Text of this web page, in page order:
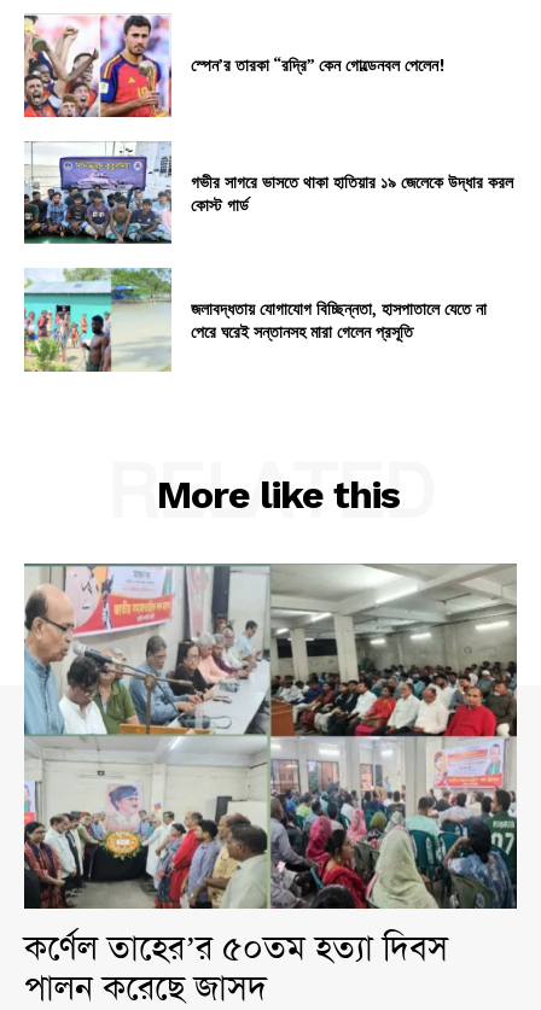
স্পেন’র তারকা “রদ্রি” কেন গোল্ডেনবল পেলেন!
গভীর সাগরে ভাসতে থাকা হাতিয়ার ১৯ জেলেকে উদ্ধার করল
কোস্ট গার্ড
জলাবদ্ধতায় যোগাযোগ বিচ্ছিন্নতা, হাসপাতালে যেতে না
পেরে ঘরেই সন্তানসহ মারা গেলেন প্রসূতি
More like this
RELATED
কর্ণেল তাহের’র ৫০তম হত্যা দিবস
পালন করেছে জাসদ